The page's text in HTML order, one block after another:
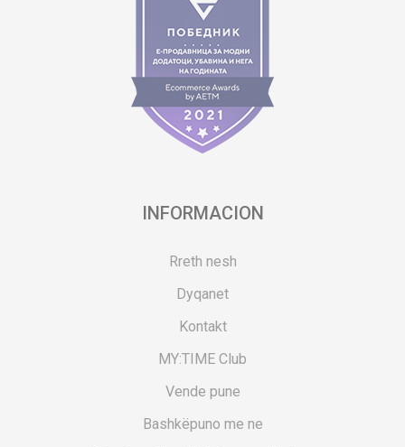
INFORMACION
Rreth nesh
Dyqanet
Kontakt
MY:TIME Club
Vende pune
Bashkëpuno me ne